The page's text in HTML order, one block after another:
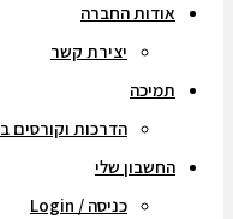
אודות החברה
יצירת קשר
תמיכה
הדרכות וקורסים ב BmTech
החשבון שלי
כניסה / Login